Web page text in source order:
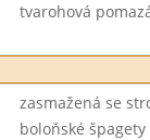
tvarohová
zasmažená se
boloňské